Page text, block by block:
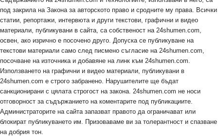
под закрила на Закона за авторското право и сродните му права. Всички
статии, репортажи, интервюта и други текстови, графични и видео
материали, публикувани в сайта, са собственост на 24shumen.com,
освен, ако изрично е посочено друго. Допуска се публикуване на
текстови материали само след писмено съгласие на 24shumen.com,
посочване на източника и добавяне на линк към 24shumen.com.
Използването на графични и видео материали, публикувани в
24shumen.com е строго забранено. Нарушителите ще бъдат
санкционирани с цялата строгост на закона. 24shumen.com не носи
отговорност за съдържанието на коментарите под публикациите.
Администраторите на сайта запазват правото да ограничават или
блокират публикуването им. Призоваваме ви за толерантност и спазване
на добрия тон.